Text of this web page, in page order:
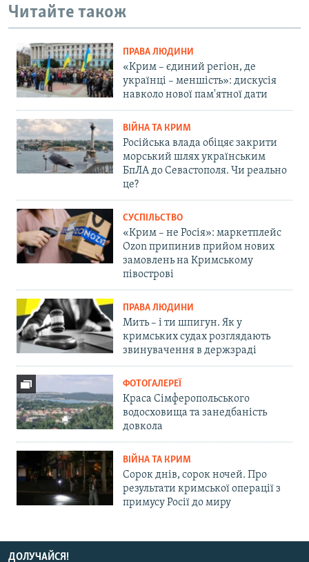
Читайте також
ПРАВА ЛЮДИНИ
«Крим – єдиний регіон, де
українці – меншість»: дискусія
навколо нової пам'ятної дати
ВІЙНА ТА КРИМ
Російська влада обіцяє закрити
морський шлях українським
БпЛА до Севастополя. Чи реально
це?
СУСПІЛЬСТВО
«Крим – не Росія»: маркетплейс
Ozon припинив прийом нових
замовлень на Кримському
півострові
ПРАВА ЛЮДИНИ
Мить – і ти шпигун. Як у
кримських судах розглядають
звинувачення в держзраді
ФОТОГАЛЕРЕЇ
Краса Сімферопольського
водосховища та занедбаність
довкола
ВІЙНА ТА КРИМ
Сорок днів, сорок ночей. Про
результати кримської операції з
примусу Росії до миру
ДОЛУЧАЙСЯ!